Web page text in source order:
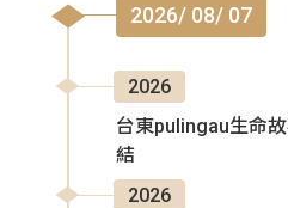
2026/ 08/ 07
2026
台東pulingau生命
結
2026